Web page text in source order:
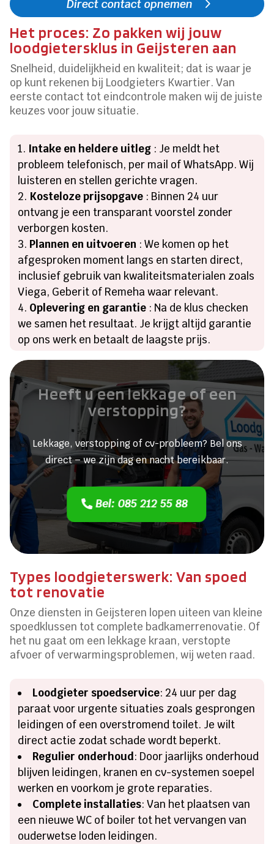
Direct contact opnemen
Het proces: Zo pakken wij jouw
loodgietersklus in Geijsteren aan
Snelheid, duidelijkheid en kwaliteit; dat is waar je
op kunt rekenen bij Loodgieters Kwartier.​ Van
eerste contact tot eindcontrole maken wij de juiste
keuzes voor jouw situatie.​
Intake en heldere uitleg : Je meldt het
probleem telefonisch, per mail of WhatsApp.​ Wij
luisteren en stellen gerichte vragen.​
Kosteloze prijsopgave : Binnen 24 uur
ontvang je een transparant voorstel zonder
verborgen kosten.​
Plannen en uitvoeren : We komen op het
afgesproken moment langs en starten direct,
inclusief gebruik van kwaliteitsmaterialen zoals
Viega, Geberit of Remeha waar relevant.​
Oplevering en garantie : Na de klus checken
we samen het resultaat.​ Je krijgt altijd garantie
op ons werk en betaalt de laagste prijs.​
Heeft u een lekkage of een
verstopping?
Lekkage, verstopping of cv-probleem? Bel ons
direct – we zijn dag en nacht bereikbaar.
Bel: 085 212 55 88
Types loodgieterswerk: Van spoed
tot renovatie
Onze diensten in Geijsteren lopen uiteen van kleine
spoedklussen tot complete badkamerrenovatie.​ Of
het nu gaat om een lekkage kraan, verstopte
afvoer of verwarmingsproblemen, wij weten raad.​
Loodgieter spoedservice: 24 uur per dag
paraat voor urgente situaties zoals gesprongen
leidingen of een overstromend toilet.​ Je wilt
direct actie zodat schade wordt beperkt.​
Regulier onderhoud: Door jaarlijks onderhoud
blijven leidingen, kranen en cv-systemen soepel
werken en voorkom je grote reparaties.​
Complete installaties: Van het plaatsen van
een nieuwe WC of boiler tot het vervangen van
ouderwetse loden leidingen.​